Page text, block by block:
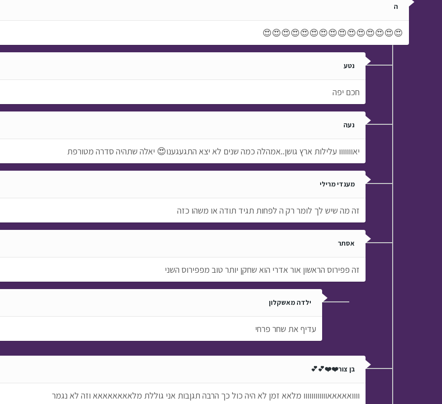
ה
😍😍😍😍😍😍😍😍😍😍😍😍😍😍😍
נטע
חכם יפה
נעה
יאווווווו עלילות ארץ גושן..אמהלה כמה שנים לא יצא התגעגענו😍 יאלה שתהיה סדרה מטורפת
מענדי מרילי
זה מה שיש לך לומר רק ה לפחות תגיד תודה או משהו כזה
אסתר
זה פפירוס הראשון אור אדרי הוא שחקן יותר טוב מפפירוס השני
ילדה מאשקלון
עדיף את שחר פרחי
בן צור❤️❤️💕💕
וווואאאאאוווווווווווו מלאא זמן לא היה כול כך הרבה תגןבות אני גוללת מלאאאאאאאא וזה לא נגמר